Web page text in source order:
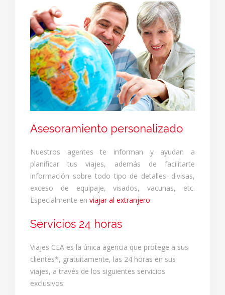
Asesoramiento personalizado
Nuestros agentes te informan y ayudan a
planificar tus viajes, además de facilitarte
información sobre todo tipo de detalles: divisas,
exceso de equipaje, visados, vacunas, etc.
Especialmente en viajar al extranjero.
Servicios 24 horas
Viajes CEA es la única agencia que protege a sus
clientes*, gratuitamente, las 24 horas en sus
viajes, a través de los siguientes servicios
exclusivos: